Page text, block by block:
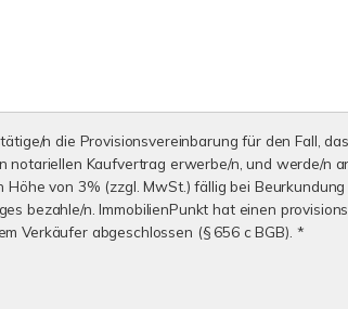
n die Provisionsvereinbarung für den Fall,
notariellen Kaufvertrag erwerbe/n, und werde/n
Höhe von 3% (zzgl. MwSt.) fällig bei
bezahle/n. ImmobilienPunkt hat einen
Verkäufer abgeschlossen (§ 656 c BGB). *